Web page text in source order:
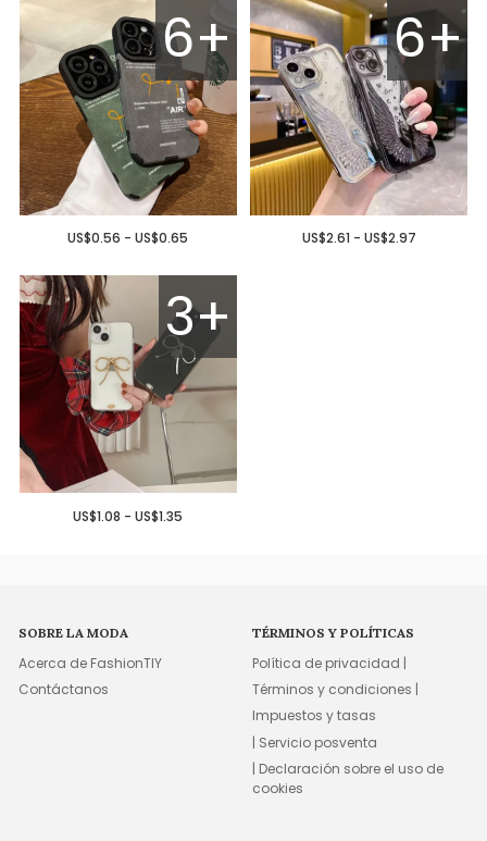
6+
US$0.56 - US$0.65
6+
US$2.61 - US$2.97
3+
US$1.08 - US$1.35
SOBRE LA MODA
Acerca de FashionTIY
Contáctanos
TÉRMINOS Y POLÍTICAS
Política de privacidad |
Términos y condiciones |
Impuestos y tasas
| Servicio posventa
| Declaración sobre el uso de
cookies